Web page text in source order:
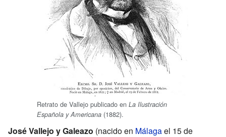
Retrato de Vallejo publicado en La Ilustración
Española y Americana (1882).
José Vallejo y Galeazo (nacido en Málagael 15 de